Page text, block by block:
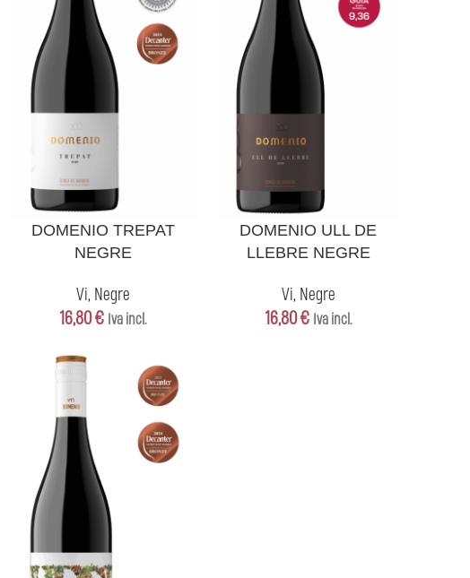
AFEGEIX A LA CISTELLA
DOMENIO TREPAT
NEGRE
Vi, Negre
16,80€ Iva incl.
AFEGEIX A LA CISTELLA
DOMENIO ULL DE
LLEBRE NEGRE
Vi, Negre
16,80€ Iva incl.